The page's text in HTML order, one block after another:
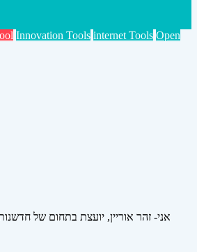
Innovation Tools internet Tools Open
אני- זהר אוריין, יועצת בתחום של